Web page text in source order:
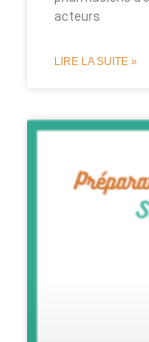
acteurs
LIRE LA SUITE »